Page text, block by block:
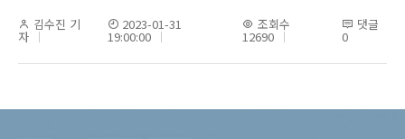
김수진 기
자
2023-01-31
19:00:00
조회수
12690
댓글
0